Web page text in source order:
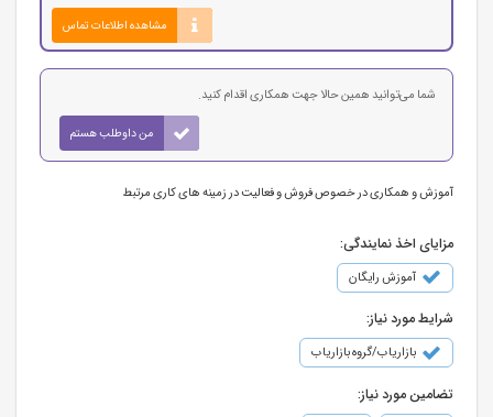
مشاهده اطلاعات تماس
شما می‌توانید همین حالا جهت همکاری اقدام کنید.
من داوطلب هستم
آموزش و همکاری در خصوص فروش و فعالیت در زمینه های کاری مرتبط
مزایای اخذ نمایندگی:
آموزش رایگان
شرایط مورد نیاز:
بازاریاب/گروه بازاریاب
تضامین مورد نیاز: